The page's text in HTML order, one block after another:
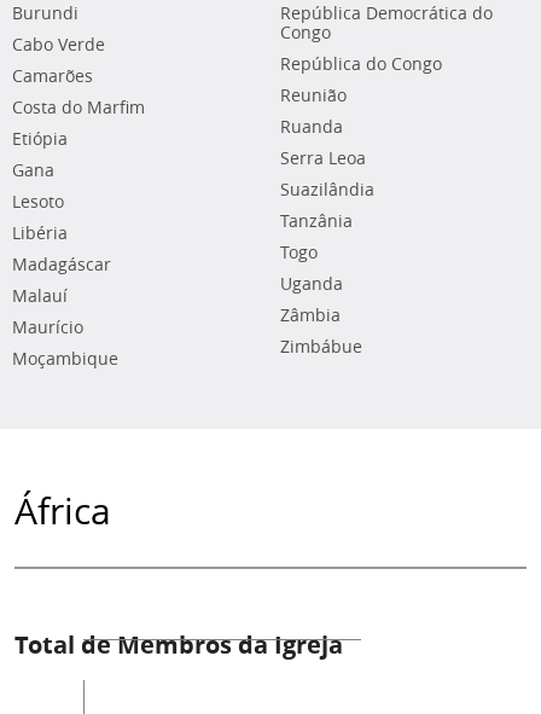
Burundi
Cabo Verde
Camarões
Costa do Marfim
Etiópia
Gana
Lesoto
Libéria
Madagáscar
Malauí
Maurício
Moçambique
República Democrática do
Congo
República do Congo
Reunião
Ruanda
Serra Leoa
Suazilândia
Tanzânia
Togo
Uganda
Zâmbia
Zimbábue
África
Total de Membros da Igreja